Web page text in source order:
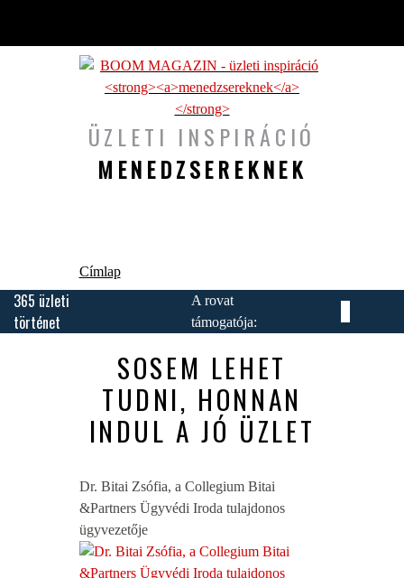
ÜZLETI INSPIRÁCIÓ
MENEDZSEREKNEK
Jelenlegi hely
Címlap
365 üzleti
történet
A rovat
támogatója:
SOSEM LEHET
TUDNI, HONNAN
INDUL A JÓ ÜZLET
Dr. Bitai Zsófia, a Collegium Bitai
&Partners Ügyvédi Iroda tulajdonos
ügyvezetője